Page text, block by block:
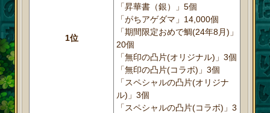
1位
「昇華書（銀）」5個
「がちアゲダマ」14,000個
「期間限定おめで鯛(24年8月)」
20個
「無印の凸片(オリジナル)」3個
「無印の凸片(コラボ)」3個
「スペシャルの凸片(オリジナ
ル)」3個
「スペシャルの凸片(コラボ)」3